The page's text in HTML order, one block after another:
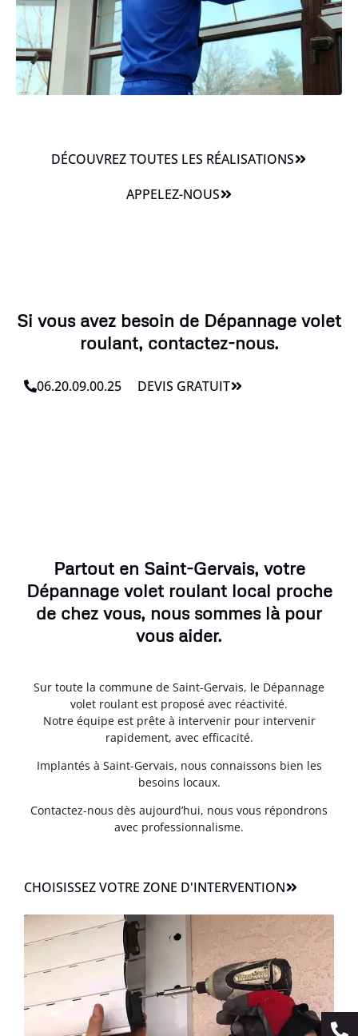
DÉCOUVREZ TOUTES LES RÉALISATIONS
APPELEZ-NOUS
Si vous avez besoin de Dépannage volet
roulant, contactez-nous.
06.20.09.00.25 DEVIS GRATUIT
Partout en Saint-Gervais, votre
Dépannage volet roulant local proche
de chez vous, nous sommes là pour
vous aider.
Sur toute la commune de Saint-Gervais, le Dépannage
volet roulant est proposé avec réactivité.
Notre équipe est prête à intervenir pour intervenir
rapidement, avec efficacité.
Implantés à Saint-Gervais, nous connaissons bien les
besoins locaux.
Contactez-nous dès aujourd’hui, nous vous répondrons
avec professionnalisme.
CHOISISSEZ VOTRE ZONE D'INTERVENTION